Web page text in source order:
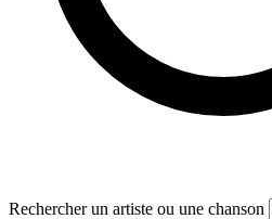
Rechercher un artiste ou une chanson